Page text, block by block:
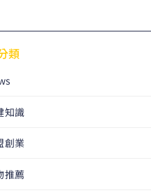
類
知識
創業
推薦